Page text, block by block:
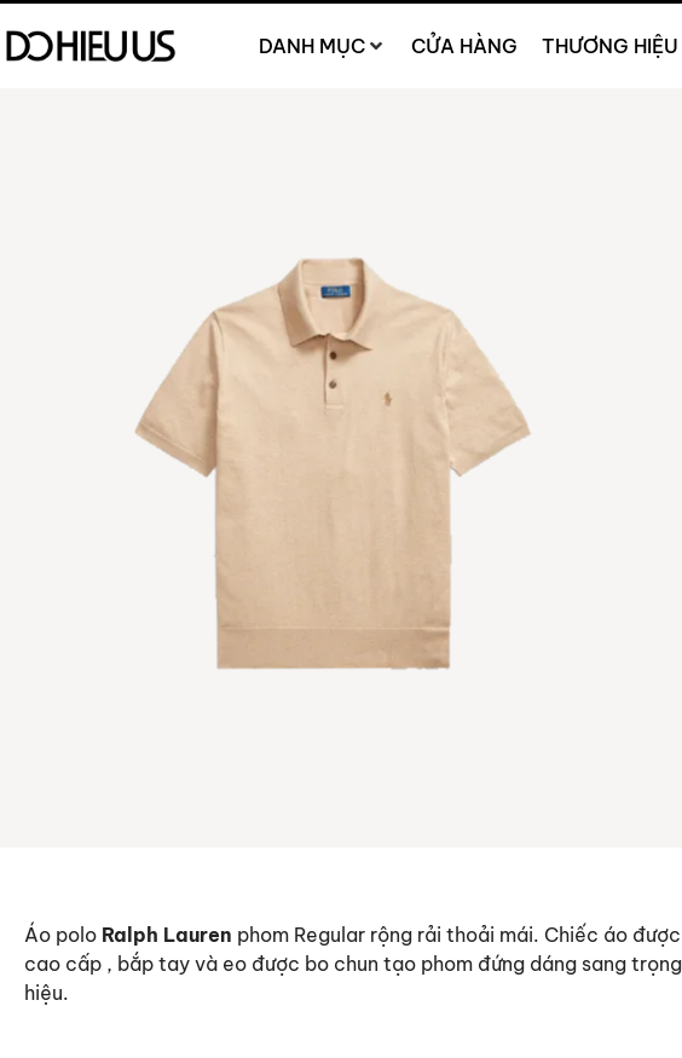
DANH MỤC CỬA HÀNG THƯƠNG HIỆU
Áo polo Ralph Lauren phom Regular rộng rải thoải mái. Chiếc áo
cao cấp , bắp tay và eo được bo chun tạo phom đứng dáng sang
hiệu.